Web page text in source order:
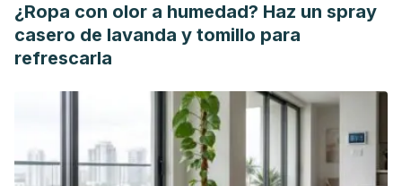
¿Ropa con olor a humedad? Haz un spray
casero de lavanda y tomillo para
refrescarla